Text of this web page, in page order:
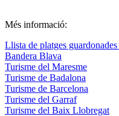
Més informació:
Llista de platges
Bandera Blava
Turisme del Maresme
Turisme de Badalona
Turisme de Barcelona
Turisme del Garraf
Turisme del Baix Llobregat